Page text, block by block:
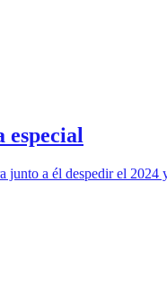
especial
junto a él despedir el